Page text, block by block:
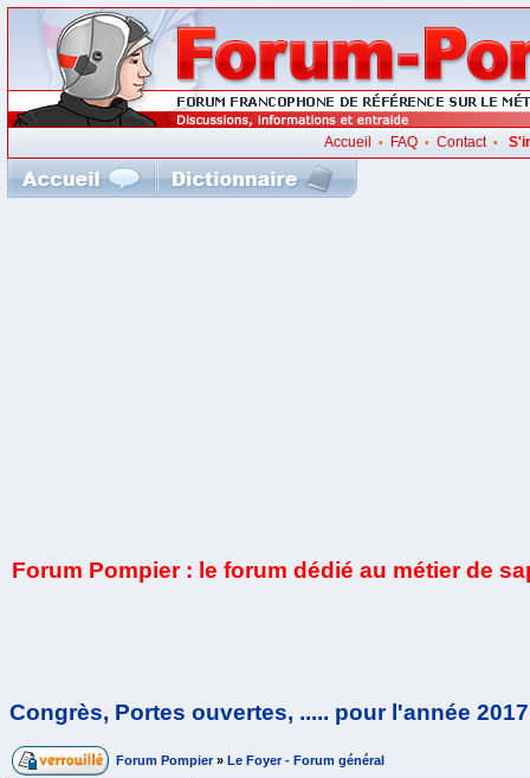
Accueil • FAQ• Contact•
Forum Pompier : le forum dédié au métier de
Congrès, Portes ouvertes, ..... pour l'année 2017
Forum Pompier » Le Foyer - Forum général